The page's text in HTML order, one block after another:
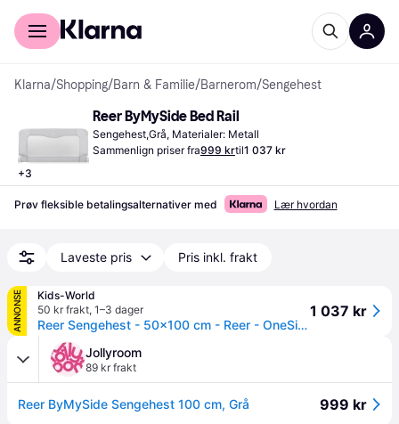
For kunder
Klarna/Shopping/Barn & Familie/Barnerom/Sengehest
+3
Reer ByMySide Bed Rail
Sengehest,Grå, Materialer: Metall
Sammenlign priser fra999 krtil1 037 kr
Prøv fleksible betalingsalternativer med Lær hvordan
Laveste pris Pris inkl. frakt
ANNONSE
Kids-World
50 kr frakt, 1–3 dager
Reer Sengehest - 50x100 cm - Reer - OneSize - Sengehest
1 037 kr
Jollyroom
89 kr frakt
Reer ByMySide Sengehest 100 cm, Grå 999 kr